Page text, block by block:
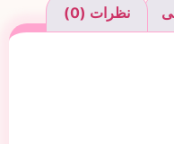
نظرات (0)